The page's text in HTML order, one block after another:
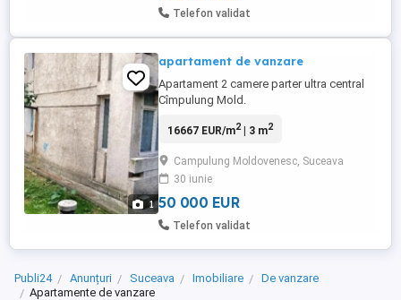
Telefon validat
1
apartament de vanzare
Apartament 2 camere parter ultra central
Cîmpulung Mold.
16667 EUR/m2| 3 m2
Campulung Moldovenesc, Suceava
30 iunie
50 000 EUR
Telefon validat
Publi24 Anunțuri Suceava Imobiliare
De vanzare
Apartamente de vanzare